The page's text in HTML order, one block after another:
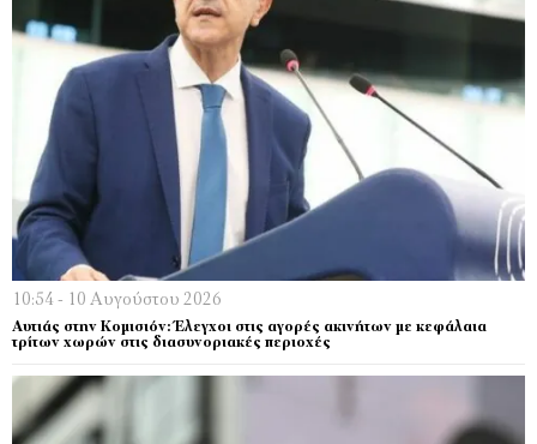
10:54 - 10 Αυγούστου 2026
Αυτιάς στην Κομισιόν: Έλεγχοι στις αγορές ακινήτων με κεφάλαια
τρίτων χωρών στις διασυνοριακές περιοχές